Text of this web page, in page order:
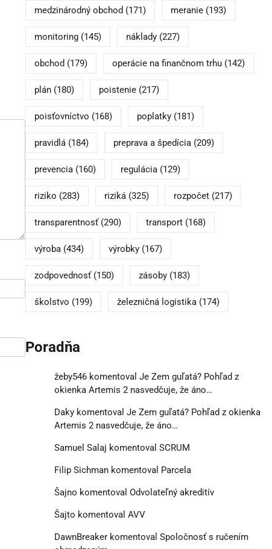
medzinárodný obchod (171) meranie(193)
monitoring(145) náklady(227)
obchod (179) operácie na finančnom trhu(142)
plán(180) poistenie(217)
poisťovníctvo (168) poplatky(181)
pravidlá(184) preprava a špedícia(209)
prevencia(160) regulácia(129)
riziko (283) riziká(325) rozpočet(217)
transparentnosť(290) transport(168)
výroba(434) výrobky(167)
zodpovednosť(150) zásoby(183)
školstvo (199) železničná logistika(174)
Poradňa
žeby546komentoval Je Zem guľatá? Pohľad z
okienka Artemis 2 nasvedčuje, že áno…
Dakykomentoval Je Zem guľatá? Pohľad z okienka
Artemis 2 nasvedčuje, že áno…
Samuel Salaj komentoval SCRUM
Filip Sichmankomentoval Parcela
Šajno komentoval Odvolateľný akreditív
Šajto komentoval AVV
DawnBreakerkomentoval Spoločnosť s ručením